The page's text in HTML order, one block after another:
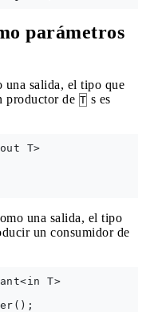
parámetros
una salida, el tipo que
productor de T s es
T>
una salida, el tipo
un consumidor de
T>